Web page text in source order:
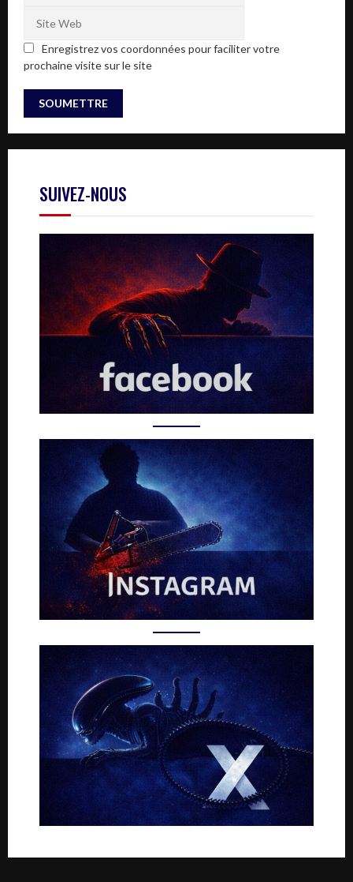
Enregistrez vos coordonnées pour faciliter votre
prochaine visite sur le site
SUIVEZ-NOUS